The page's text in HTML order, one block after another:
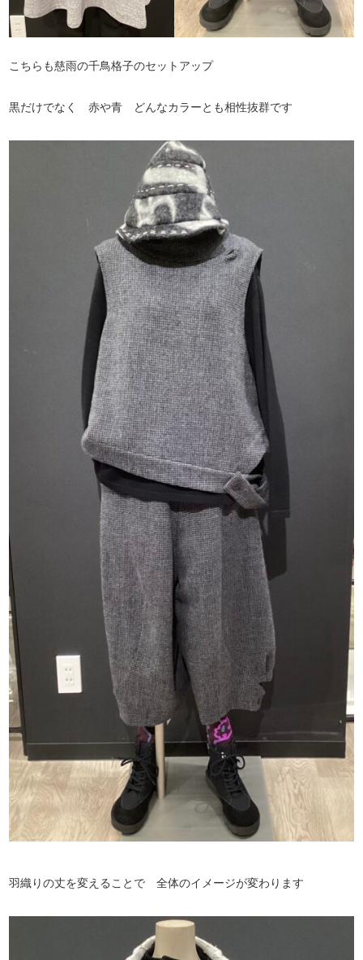
こちらも慈雨の千鳥格子のセットアップ
黒だけでなく 赤や青 どんなカラーとも相性抜群です
羽織りの丈を変えることで 全体のイメージが変わります